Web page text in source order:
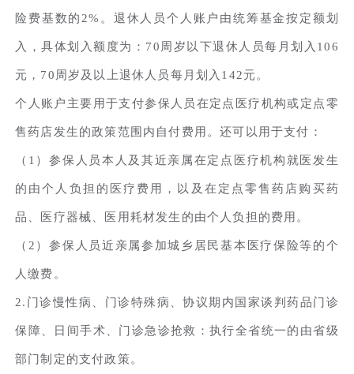
险费基数的2%。退休人员个人账户由统筹基金按定额划
入，具体划入额度为：70周岁以下退休人员每月划入106
元，70周岁及以上退休人员每月划入142元。
个人账户主要用于支付参保人员在定点医疗机构或定点零
售药店发生的政策范围内自付费用。还可以用于支付：
（1）参保人员本人及其近亲属在定点医疗机构就医发生
的由个人负担的医疗费用，以及在定点零售药店购买药
品、医疗器械、医用耗材发生的由个人负担的费用。
（2）参保人员近亲属参加城乡居民基本医疗保险等的个
人缴费。
2.门诊慢性病、门诊特殊病、协议期内国家谈判药品门诊
保障、日间手术、门诊急诊抢救：执行全省统一的由省级
部门制定的支付政策。